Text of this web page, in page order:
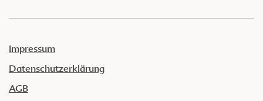
Impressum
Datenschutzerklärung
AGB